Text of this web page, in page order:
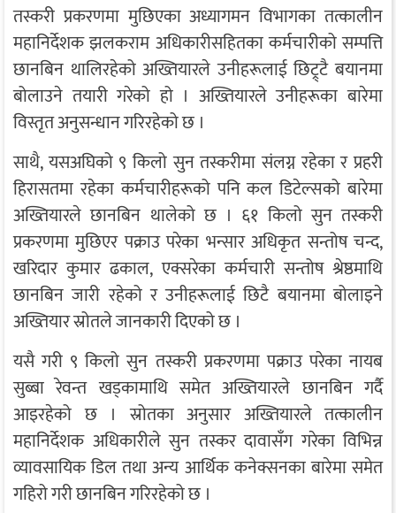
तस्करी प्रकरणमा मुछिएका अध्यागमन विभागका तत्कालीन
महानिर्देशक झलकराम अधिकारीसहितका कर्मचारीको सम्पत्ति
छानबिन थालिरहेको अख्तियारले उनीहरूलाई छिट्र्टै बयानमा
बोलाउने तयारी गरेको हो । अख्तियारले उनीहरूका बारेमा
विस्तृत अनुसन्धान गरिरहेको छ ।
साथै, यसअघिको ९ किलो सुन तस्करीमा संलग्न रहेका र प्रहरी
हिरासतमा रहेका कर्मचारीहरूको पनि कल डिटेल्सको बारेमा
अख्तियारले छानबिन थालेको छ । ६१ किलो सुन तस्करी
प्रकरणमा मुछिएर पक्राउ परेका भन्सार अधिकृत सन्तोष चन्द,
खरिदार कुमार ढकाल, एक्सरेका कर्मचारी सन्तोष श्रेष्ठमाथि
छानबिन जारी रहेको र उनीहरूलाई छिटै बयानमा बोलाइने
अख्तियार स्रोतले जानकारी दिएको छ ।
यसै गरी ९ किलो सुन तस्करी प्रकरणमा पक्राउ परेका नायब
सुब्बा रेवन्त खड्कामाथि समेत अख्तियारले छानबिन गर्दै
आइरहेको छ । स्रोतका अनुसार अख्तियारले तत्कालीन
महानिर्देशक अधिकारीले सुन तस्कर दावासँग गरेका विभिन्न
व्यावसायिक डिल तथा अन्य आर्थिक कनेक्सनका बारेमा समेत
गहिरो गरी छानबिन गरिरहेको छ ।